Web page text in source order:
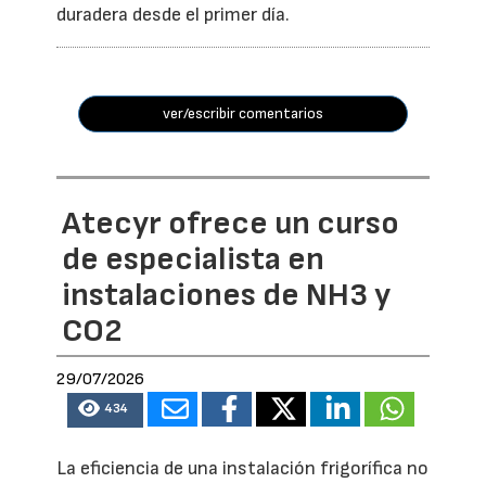
duradera desde el primer día.
ver/escribir comentarios
Atecyr ofrece un curso
de especialista en
instalaciones de NH3 y
CO2
29/07/2026
434
La eficiencia de una instalación frigorífica no